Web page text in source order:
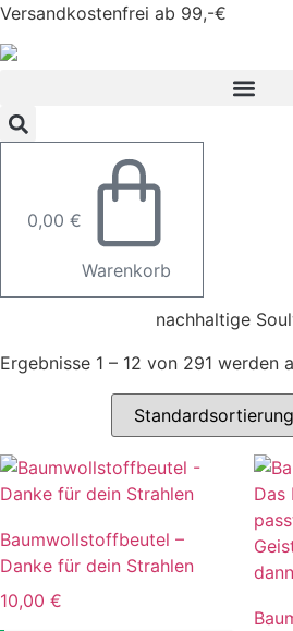
Zum
Inhalt
springen
Versandkostenfrei ab 99,-€
0,00 €
Warenkorb
nachhaltige
Ergebnisse 1 – 12 von 291 werden
Baumwollstoffbeutel –
Danke für dein Strahlen
10,00 €